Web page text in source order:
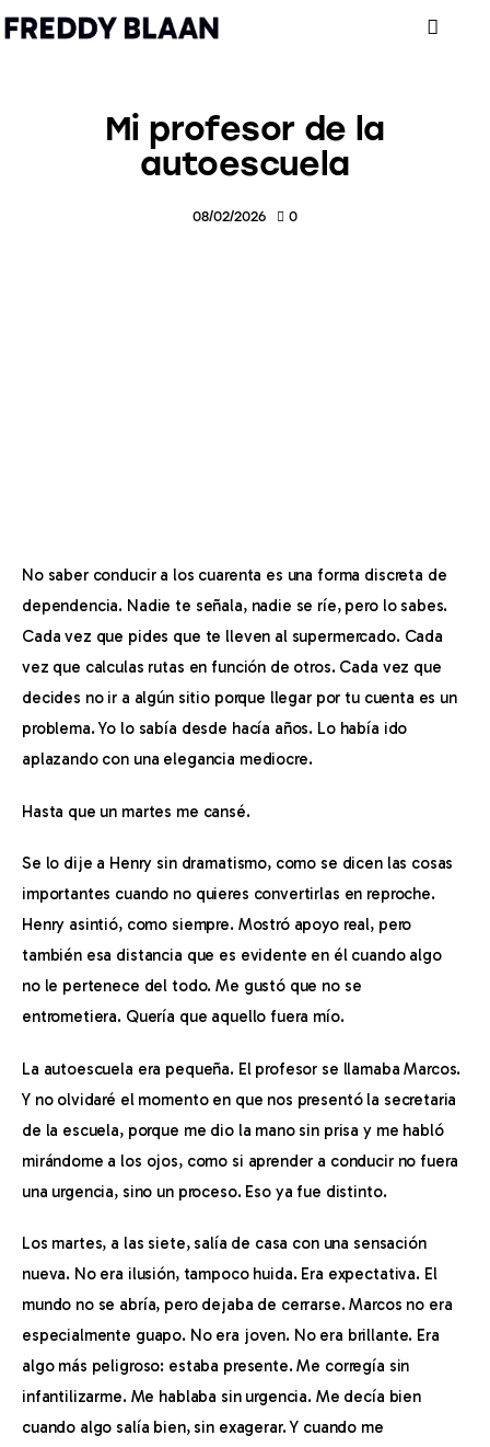
Inicio
Archivo
Personajes
Autobiografía
Mi profesor de la
autoescuela
08/02/2026 0
No saber conducir a los cuarenta es una forma discreta de
dependencia. Nadie te señala, nadie se ríe, pero lo sabes.
Cada vez que pides que te lleven al supermercado. Cada
vez que calculas rutas en función de otros. Cada vez que
decides no ir a algún sitio porque llegar por tu cuenta es un
problema. Yo lo sabía desde hacía años. Lo había ido
aplazando con una elegancia mediocre.
Hasta que un martes me cansé.
Se lo dije a Henry sin dramatismo, como se dicen las cosas
importantes cuando no quieres convertirlas en reproche.
Henry asintió, como siempre. Mostró apoyo real, pero
también esa distancia que es evidente en él cuando algo
no le pertenece del todo. Me gustó que no se
entrometiera. Quería que aquello fuera mío.
La autoescuela era pequeña. El profesor se llamaba Marcos.
Y no olvidaré el momento en que nos presentó la secretaria
de la escuela, porque me dio la mano sin prisa y me habló
mirándome a los ojos, como si aprender a conducir no fuera
una urgencia, sino un proceso. Eso ya fue distinto.
Los martes, a las siete, salía de casa con una sensación
nueva. No era ilusión, tampoco huida. Era expectativa. El
mundo no se abría, pero dejaba de cerrarse. Marcos no era
especialmente guapo. No era joven. No era brillante. Era
algo más peligroso: estaba presente. Me corregía sin
infantilizarme. Me hablaba sin urgencia. Me decía bien
cuando algo salía bien, sin exagerar. Y cuando me